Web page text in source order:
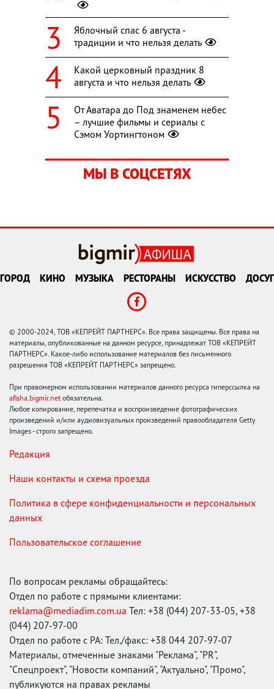
Яблочный спас 6 августа -
традиции и что нельзя делать
Какой церковный праздник 8
августа и что нельзя делать
От Аватара до Под знаменем небес
– лучшие фильмы и сериалы с
Сэмом Уортингтоном
МЫ В СОЦСЕТЯХ
ГОРОД КИНО МУЗЫКА РЕСТОРАНЫ ИСКУССТВО ДОСУГ
© 2000-2024, ТОВ «КЕПРЕЙТ ПАРТНЕРС». Все права защищены. Все права на
материалы, опубликованные на данном ресурсе, принадлежат ТОВ «КЕПРЕЙТ
ПАРТНЕРС». Какое-либо использование материалов без письменного
разрешения ТОВ «КЕПРЕЙТ ПАРТНЕРС» запрещено.
При правомерном использовании материалов данного ресурса гиперссылка на
afisha.bigmir.net обязательна.
Любое копирование, перепечатка и воспроизведение фотографических
произведений и/или аудиовизуальных произведений правообладателя Getty
Images - строго запрещено.
Редакция
Наши контакты и схема проезда
Политика в сфере конфиденциальности и персональных
данных
Пользовательское соглашение
По вопросам рекламы обращайтесь:
Отдел по работе с прямыми клиентами:
reklama@mediadim.com.ua Тел: +38 (044) 207-33-05, +38
(044) 207-97-00
Отдел по работе с РА: Тел./факс: +38 044 207-97-07
Материалы, отмеченные знаками "Реклама", "PR",
"Спецпроект", "Новости компаний", "Актуально", "Промо",
публикуются на правах рекламы